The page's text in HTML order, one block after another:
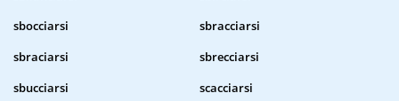
sbocciarsi
sbracciarsi
sbraciarsi
sbrecciarsi
sbucciarsi
scacciarsi